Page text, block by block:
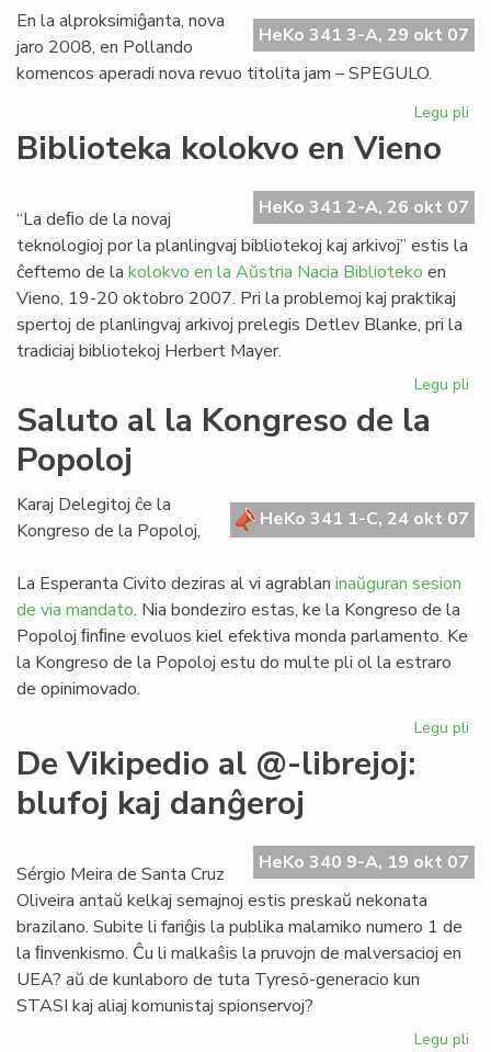
la
HeKo 341 3-A, 29 okt 07
En la alproksimiĝanta, nova
jaro 2008, en Pollando
komencos aperadi nova revuo titolita jam – SPEGULO.
Legu pli
Biblioteka kolokvo en Vieno
HeKo 341 2-A, 26 okt 07
“La deﬁo de la novaj
teknologioj por la planlingvaj bibliotekoj kaj arkivoj” estis la
ĉeftemo de la kolokvo en la Aŭstria Nacia Biblioteko en
Vieno, 19-20 oktobro 2007. Pri la problemoj kaj praktikaj
spertoj de planlingvaj arkivoj prelegis Detlev Blanke, pri la
tradiciaj bibliotekoj Herbert Mayer.
Legu pli
Saluto al la Kongreso de la
Popoloj
HeKo 341 1-C, 24 okt 07
Karaj Delegitoj ĉe la
Kongreso de la Popoloj,
La Esperanta Civito deziras al vi agrablan inaŭguran sesion
de via mandato. Nia bondeziro estas, ke la Kongreso de la
Popoloj ﬁnﬁne evoluos kiel efektiva monda parlamento. Ke
la Kongreso de la Popoloj estu do multe pli ol la estraro
de opinimovado.
Legu pli
de
De Vikipedio al @-librejoj:
blufoj kaj danĝeroj
HeKo 340 9-A, 19 okt 07
Sérgio Meira de Santa Cruz
Oliveira antaŭ kelkaj semajnoj estis preskaŭ nekonata
brazilano. Subite li fariĝis la publika malamiko numero 1 de
la ﬁnvenkismo. Ĉu li malkaŝis la pruvojn de malversacioj en
UEA? aŭ de kunlaboro de tuta Tyresö-generacio kun
STASI kaj aliaj komunistaj spionservoj?
Legu pli